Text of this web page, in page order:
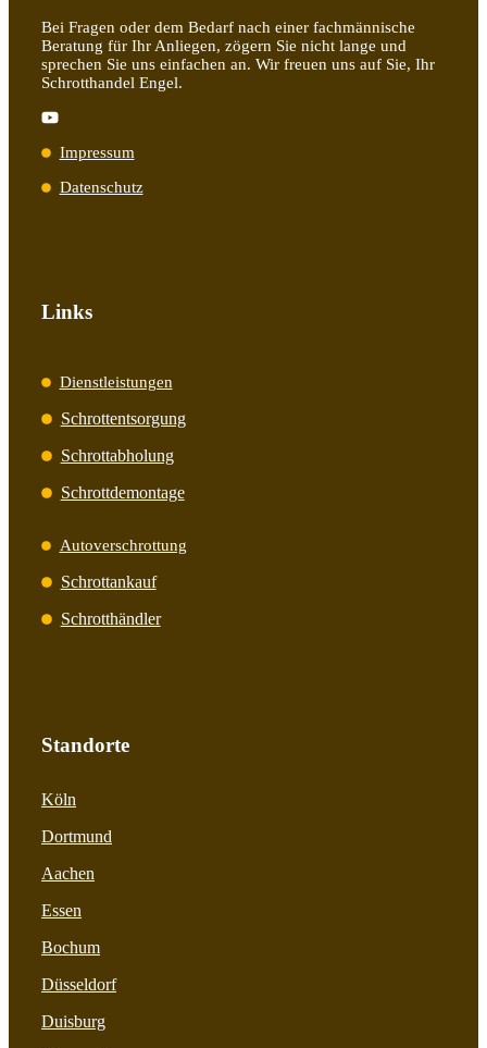
Bei Fragen oder dem Bedarf nach einer fachmännische
Beratung für Ihr Anliegen, zögern Sie nicht lange und
sprechen Sie uns einfachen an. Wir freuen uns auf Sie, Ihr
Schrotthandel Engel.
Impressum
Datenschutz
Links
Dienstleistungen
Schrottentsorgung
Schrottabholung
Schrottdemontage
Autoverschrottung
Schrottankauf
Schrotthändler
Standorte
Köln
Dortmund
Aachen
Essen
Bochum
Düsseldorf
Duisburg